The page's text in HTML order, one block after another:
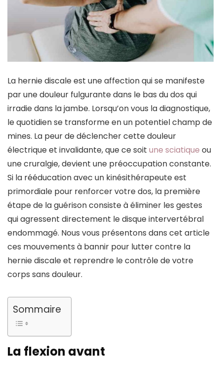
La hernie discale est une affection qui se manifeste
par une douleur fulgurante dans le bas du dos qui
irradie dans la jambe. Lorsqu’on vous la diagnostique,
le quotidien se transforme en un potentiel champ de
mines. La peur de déclencher cette douleur
électrique et invalidante, que ce soit une sciatique ou
une cruralgie, devient une préoccupation constante.
Si la rééducation avec un kinésithérapeute est
primordiale pour renforcer votre dos, la première
étape de la guérison consiste à éliminer les gestes
qui agressent directement le disque intervertébral
endommagé. Nous vous présentons dans cet article
ces mouvements à bannir pour lutter contre la
hernie discale et reprendre le contrôle de votre
corps sans douleur.
Sommaire
La flexion avant